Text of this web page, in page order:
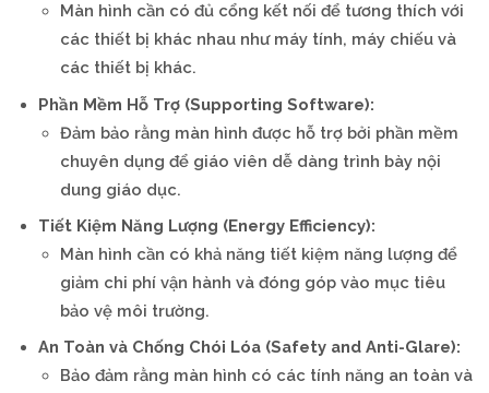
Màn hình cần có đủ cổng kết nối để tương thích với
các thiết bị khác nhau như máy tính, máy chiếu và
các thiết bị khác.
Phần Mềm Hỗ Trợ (Supporting Software):
Đảm bảo rằng màn hình được hỗ trợ bởi phần mềm
chuyên dụng để giáo viên dễ dàng trình bày nội
dung giáo dục.
Tiết Kiệm Năng Lượng (Energy Efficiency):
Màn hình cần có khả năng tiết kiệm năng lượng để
giảm chi phí vận hành và đóng góp vào mục tiêu
bảo vệ môi trường.
An Toàn và Chống Chói Lóa (Safety and Anti-Glare):
Bảo đảm rằng màn hình có các tính năng an toàn và